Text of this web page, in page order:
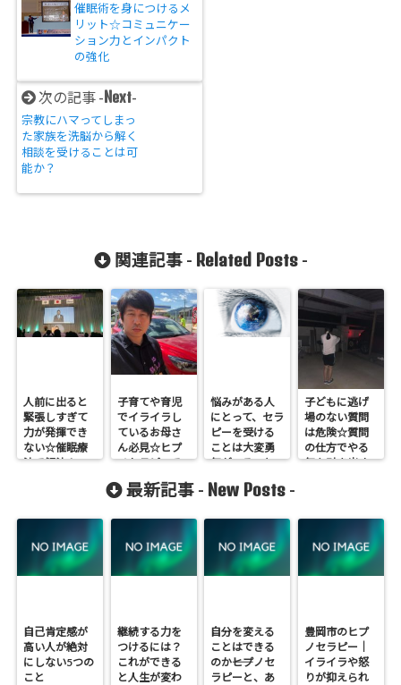
催眠術を身につけるメ
リット☆コミュニケー
ション力とインパクト
の強化
次の記事 - Next-
宗教にハマってしまっ
た家族を洗脳から解く
相談を受けることは可
能か？
関連記事 - Related Posts-
人前に出ると
緊張しすぎて
力が発揮でき
ない☆催眠療
法で解決！
子育てや育児
でイライラし
ているお母さ
ん必見☆ヒプ
ノセラピーで
悩みがある人
にとって、セラ
ピーを受ける
ことは大変勇
気がいること
子どもに逃げ
場のない質問
は危険☆質問
の仕方でやる
気を引き出す
最新記事 - New Posts -
自己肯定感が
高い人が絶対
にしない5つの
こと
継続する力を
つけるには？
これができる
と人生が変わ
自分を変える
ことはできる
のか――ヒプノセ
ラピーと、あ
豊岡市のヒプ
ノセラピー｜
イライラや怒
りが抑えられ